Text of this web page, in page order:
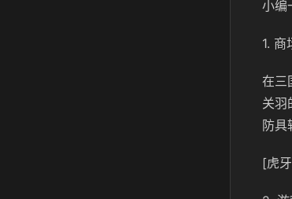
小编
1. 商
在三
关羽
防具
[虎